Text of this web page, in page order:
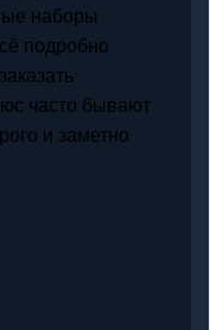
наборы
подробно
часто бывают
и заметно